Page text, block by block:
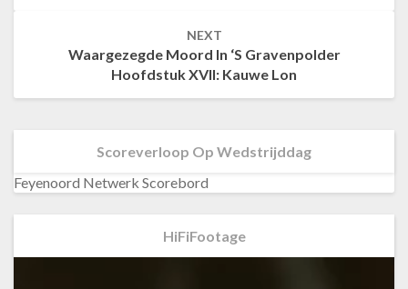
NEXT
Waargezegde Moord In ‘s Gravenpolder
Hoofdstuk XVII: Kauwe Lon
Scoreverloop Op Wedstrijddag
Feyenoord Netwerk Scorebord
HiFiFootage